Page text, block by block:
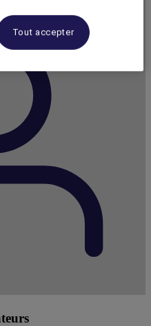
Tout accepter